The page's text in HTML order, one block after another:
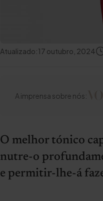
Atualizado:17 outubro, 2024
A imprensa sobre nós:
O melhor tónico
nutre-o
e permitir-lhe-á